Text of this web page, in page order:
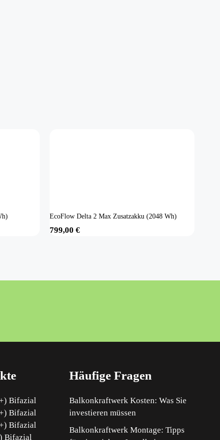
EcoFlow Delta 2 Max Zusatzakku (2048 Wh)
799,00 €
Bifazial
Bifazial
Bifazial
Bifazial
Häufige Fragen
Balkonkraftwerk Kosten: Was Sie
investieren müssen
Balkonkraftwerk Montage: Tipps